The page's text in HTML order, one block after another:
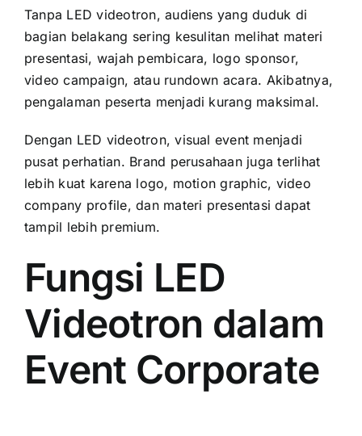
Tanpa LED videotron, audiens yang duduk di
bagian belakang sering kesulitan melihat materi
presentasi, wajah pembicara, logo sponsor,
video campaign, atau rundown acara. Akibatnya,
pengalaman peserta menjadi kurang maksimal.
Dengan LED videotron, visual event menjadi
pusat perhatian. Brand perusahaan juga terlihat
lebih kuat karena logo, motion graphic, video
company profile, dan materi presentasi dapat
tampil lebih premium.
Fungsi LED
Videotron dalam
Event Corporate